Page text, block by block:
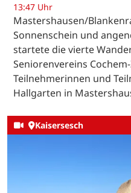
13:47 Uhr
Mastershausen/
Sonnenschein und
startete die vierte
Seniorenvereins
Teilnehmerinnen und
Hallgarten in
Kaisersesch